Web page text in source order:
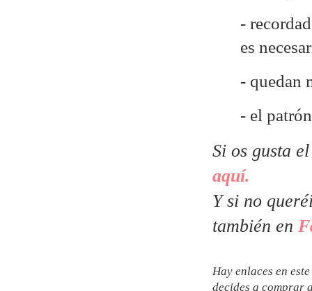
-
es
- quedan
- el
Si os gusta
aquí.
Y si no
también en
Hay enlaces en
decides a comprar